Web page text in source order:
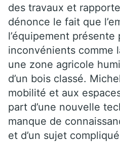
des travaux et
dénonce le fait que
l’équipement présente
inconvénients comme
une zone agricole
d’un bois classé.
mobilité et aux
part d’une nouvelle
manque de
et d’un sujet